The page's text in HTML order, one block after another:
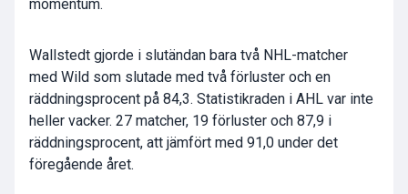
momentum.
Wallstedt gjorde i slutändan bara två NHL-matcher
med Wild som slutade med två förluster och en
räddningsprocent på 84,3. Statistikraden i AHL var inte
heller vacker. 27 matcher, 19 förluster och 87,9 i
räddningsprocent, att jämfört med 91,0 under det
föregående året.